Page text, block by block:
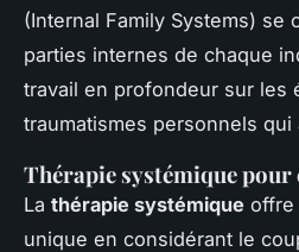
(Internal Family Systems) se
parties internes de chaque
travail en profondeur sur les
traumatismes personnels
Thérapie systémique pour
La thérapie systémique offre
unique en considérant le